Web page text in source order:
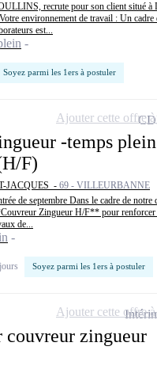
recrute pour son client situé à
environnement de travail : Un cadre
est...
Soyez parmi les 1ers à postuler
-temps plein
F)
JACQUES - 69 - VILLEURBANNE
de septembre Dans le cadre de notre
Zingueur H/F** pour renforcer
de...
Soyez parmi les 1ers à postuler
Ajouter cette offre
couvreur zingueur
Ajouter cette offre